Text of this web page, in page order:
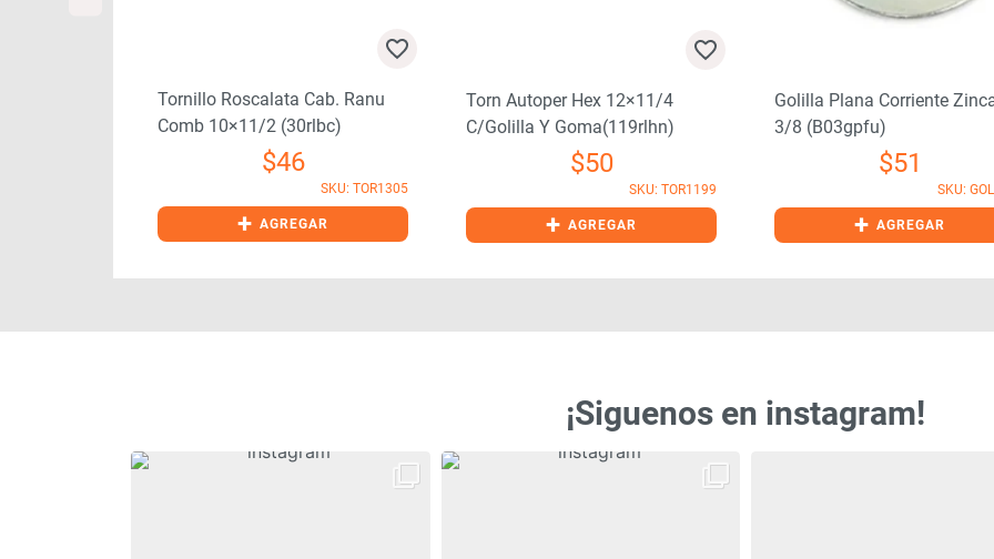
Tornillo Roscalata Cab. Ranu
Comb 10×11/2 (30rlbc)
$46
SKU: TOR1305
+ AGREGAR
Torn Autoper Hex 12×11/4
C/golilla Y Goma(119rlhn)
$50
SKU: TOR1199
+ AGREGAR
Golilla Plana Corriente
3/8 (b03gpfu)
$51
SKU:
+ AGREGAR
¡Siguenos en instagram!